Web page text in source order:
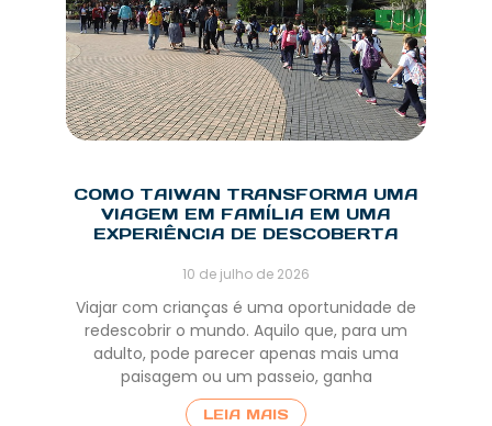
COMO TAIWAN TRANSFORMA UMA
VIAGEM EM FAMÍLIA EM UMA
EXPERIÊNCIA DE DESCOBERTA
10 de julho de 2026
Viajar com crianças é uma oportunidade de
redescobrir o mundo. Aquilo que, para um
adulto, pode parecer apenas mais uma
paisagem ou um passeio, ganha
LEIA MAIS